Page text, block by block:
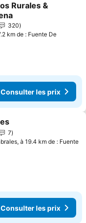
mes favoris
Rurales &
prix
320
km de : Fuente De
Consulter les prix
mes favoris
7
à 19.4 km de : Fuente
Consulter les prix